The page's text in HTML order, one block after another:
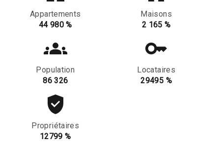
Appartements
44 980 %
Maisons
2 165 %
Population
86 326
Locataires
29495 %
Propriétaires
12799 %